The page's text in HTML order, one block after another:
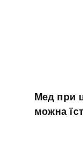
Мед при
можна